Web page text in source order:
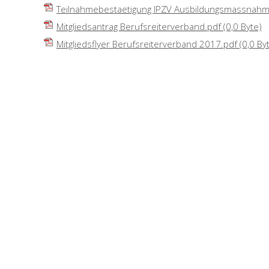
Teilnahmebestaetigung IPZV
Mitgliedsantrag Berufsreiterverband.pdf(0,0 Byte)
Mitgliedsflyer Berufsreiterverband 2017.pdf(0,0